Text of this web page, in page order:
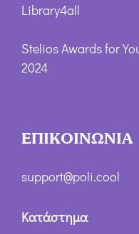
Library4all
Stelios Awards for
2024
ΕΠΙΚΟΙΝΩΝΙΑ
support@poli.cool
Κατάστημα